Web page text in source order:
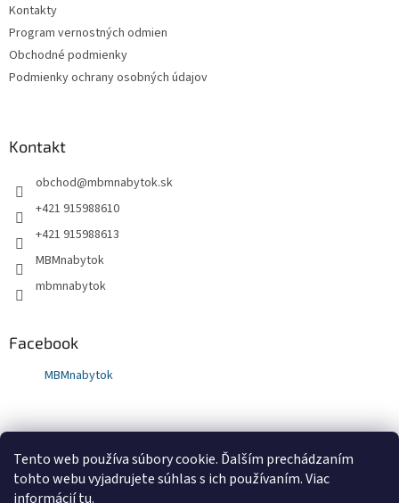
Tento web používa súbory cookie. Ďalším prechádzaním
tohto webu vyjadrujete súhlas s ich používaním. Viac
informáciítu.
Kontakty
Program vernostných odmien
Obchodné podmienky
Podmienky ochrany osobných údajov
Kontakt
obchod@mbmnabytok.sk
+421 915988610
+421 915988613
MBMnabytok
mbmnabytok
Facebook
MBMnabytok
Nákupný košík
0KS / €0